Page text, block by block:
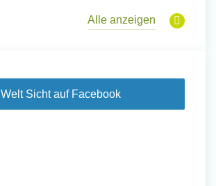
Alle anzeigen
Welt Sicht auf Facebook